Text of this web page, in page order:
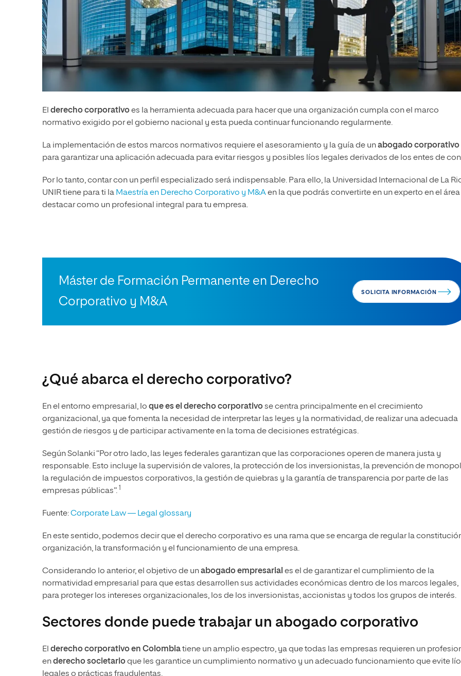
El derecho corporativoes la herramienta adecuada para hacer que una organización cumpla con el marco
normativo exigido por el gobierno nacional y esta pueda continuar funcionando regularmente.
La implementación de estos marcos normativos requiere el asesoramiento y la guía de unabogado corporativo
para garantizar una aplicación adecuada para evitar riesgos y posibles líos legales derivados de los entes de
Por lo tanto, contar con un perfil especializado será indispensable. Para ello, la Universidad Internacional de La
UNIR tiene para ti la Maestría en Derecho Corporativo y M&Aen la que podrás convertirte en un experto en el área
destacar como un profesional integral para tu empresa.
Máster de Formación Permanente en Derecho
Corporativo y M&A
SOLICITA INFORMACIÓN
¿Qué abarca el derecho corporativo?
En el entorno empresarial, lo que es el derecho corporativose centra principalmente en el crecimiento
organizacional, ya que fomenta la necesidad de interpretar las leyes y la normatividad, de realizar una adecuada
gestión de riesgos y de participar activamente en la toma de decisiones estratégicas.
Según Solanki “Por otro lado, las leyes federales garantizan que las corporaciones operen de manera justa y
responsable. Esto incluye la supervisión de valores, la protección de los inversionistas, la prevención de
la regulación de impuestos corporativos, la gestión de quiebras y la garantía de transparencia por parte de las
empresas públicas”. 1
Fuente:Corporate Law — Legal glossary
En este sentido, podemos decir que el derecho corporativo es una rama que se encarga de regular la
organización, la transformación y el funcionamiento de una empresa.
Considerando lo anterior, el objetivo de unabogado empresarial es el de garantizar el cumplimiento de la
normatividad empresarial para que estas desarrollen sus actividades económicas dentro de los marcos legales,
para proteger los intereses organizacionales, los de los inversionistas, accionistas y todos los grupos de interés.
Sectores donde puede trabajar un abogado corporativo
El derecho corporativo en Colombiatiene un amplio espectro, ya que todas las empresas requieren un
enderecho societarioque les garantice un cumplimiento normativo y un adecuado funcionamiento que evite
legales o prácticas fraudulentas.